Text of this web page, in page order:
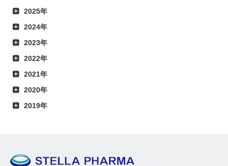
2025年
2024年
2023年
2022年
2021年
2020年
2019年